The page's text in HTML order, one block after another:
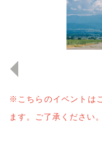
※こちらのイベントは
ます。ご了承ください。